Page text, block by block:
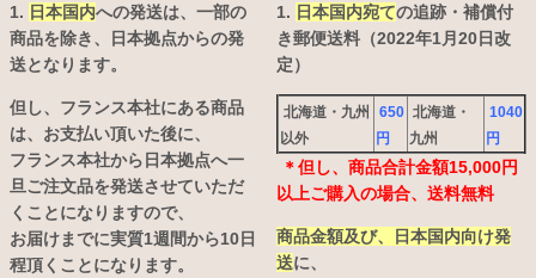
1. 日本国内への発送は、 一部の
商品を除き、日本拠点からの発
送となります。
但し、フランス本社にある商品
は、お支払い頂いた後に、
フランス本社から日本拠点へ一
旦ご注文品を発送させていただ
くことになりますので、
お届けまでに実質1週間から10日
程頂くことになります。
1. 日本国内宛ての追跡・補償付
き郵便送料（2022年1月20日改
定）
北海道・九州
以外
650
円
北海道・
九州
1040
円
＊但し、商品合計金額15,000円
以上ご購入の場合、送料無料
商品金額及び、日本国内向け発
送に、